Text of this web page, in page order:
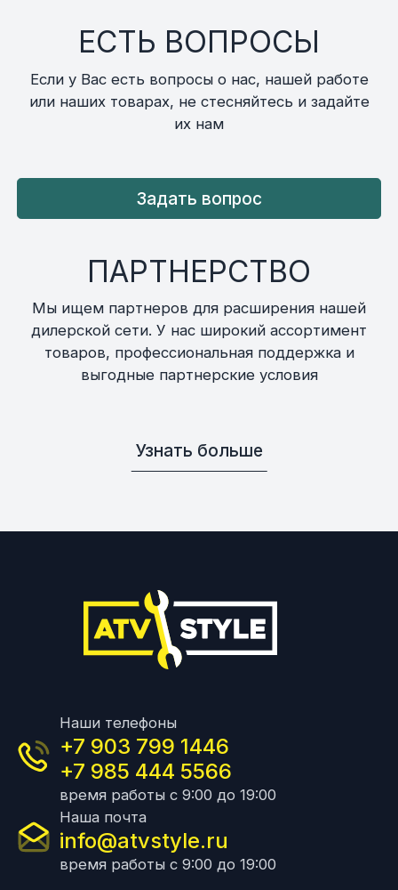
ЕСТЬ ВОПРОСЫ
Если у Вас есть вопросы о нас, нашей работе
или наших товарах, не стесняйтесь и задайте
их нам
Задать вопрос
ПАРТНЕРСТВО
Мы ищем партнеров для расширения нашей
дилерской сети. У нас широкий ассортимент
товаров, профессиональная поддержка и
выгодные партнерские условия
Узнать больше
Наши телефоны
+7 903 799 1446
+7 985 444 5566
время работы с 9:00 до 19:00
Наша почта
info@atvstyle.ru
время работы с 9:00 до 19:00